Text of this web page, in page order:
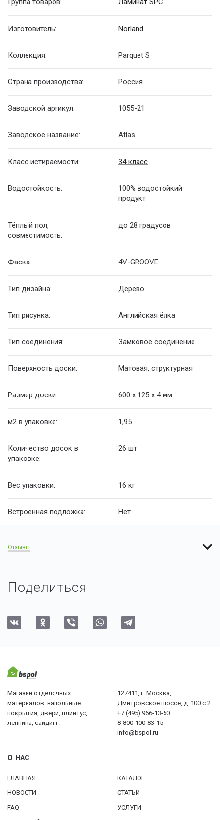
Группа товаров: Ламинат SPC
Изготовитель: Norland
Коллекция: Parquet S
Страна производства: Россия
Заводской артикул: 1055-21
Заводское название: Atlas
Класс истираемости: 34 класс
Водостойкость:
100% водостойкий
продукт
Тёплый пол,
совместимость:
до 28 градусов
Фаска: 4V-GROOVE
Тип дизайна: Дерево
Тип рисунка: Английская ёлка
Тип соединения: Замковое соединение
Поверхность доски: Матовая, структурная
Размер доски: 600 х 125 х 4 мм
м2 в упаковке: 1,95
Количество досок в
упаковке:
26 шт
Вес упаковки: 16 кг
Встроенная подложка: Нет
Отзывы
Поделиться
Магазин отделочных
материалов: напольные
покрытия, двери, плинтус,
лепнина, сайдинг.
127411, г. Москва,
Дмитровское шоссе, д. 100 с.2
+7 (495) 966-13-50
8-800-100-83-15
info@bspol.ru
О НАС
ГЛАВНАЯ
КАТАЛОГ
НОВОСТИ
СТАТЬИ
FAQ
УСЛУГИ